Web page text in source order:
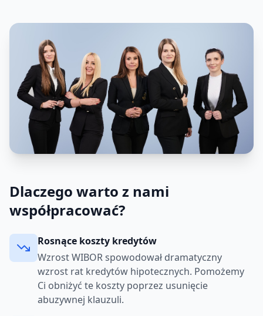
Dlaczego warto z nami
współpracować?
Rosnące koszty kredytów
Wzrost WIBOR spowodował dramatyczny
wzrost rat kredytów hipotecznych. Pomożemy
Ci obniżyć te koszty poprzez usunięcie
abuzywnej klauzuli.